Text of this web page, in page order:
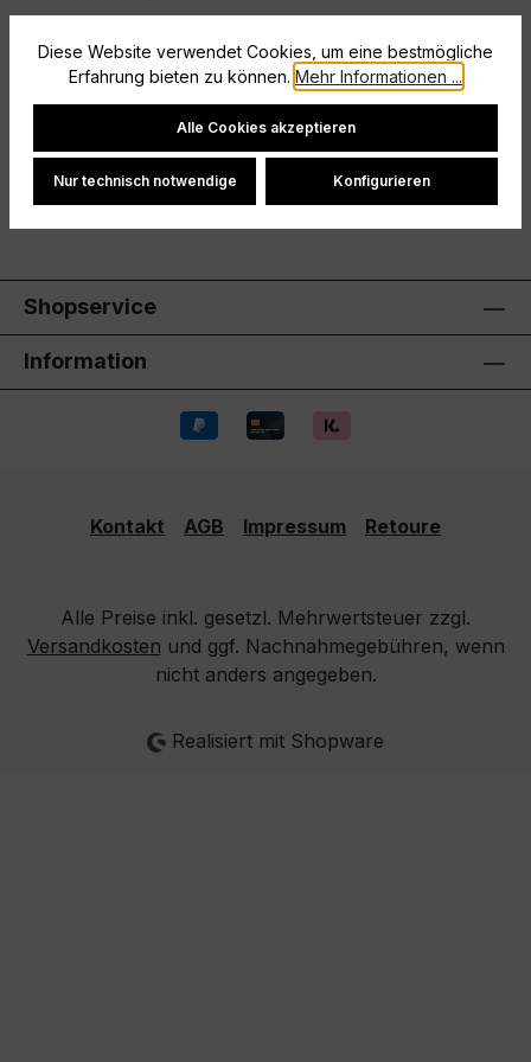
im Schuh.Plüschzone auf der Sohle mit
Baumwollanteil
Bewertungen
Shopservice
Information
Kontakt AGB Impressum Retoure
Alle Preise inkl. gesetzl. Mehrwertsteuer zzgl.
Versandkosten und ggf. Nachnahmegebühren, wenn
nicht anders angegeben.
Realisiert mit Shopware
Diese Website verwendet Cookies, um eine bestmögliche
Erfahrung bieten zu können. Mehr Informationen ...
Cookie-Einstellungen
Alle Cookies akzeptieren
Nur technisch notwendige Konfigurieren